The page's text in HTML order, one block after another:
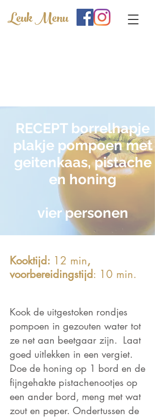
Leuk Menu
Kooktijd: 12 min,
voorbereidingstijd: 10 min.
Kook de uitgestoken rondjes
pompoen in gezouten water tot
ze net aan beetgaar zijn. Laat
goed uitlekken in een vergiet.
Doe de honing op 1 bord en de
fijngehakte pistachenootjes op
een ander bord, meng met wat
zout en peper. Ondertussen de
RECEPT borrelhapje
plakje pompoen met
geitenkaas, pistache
en honing
vier personen